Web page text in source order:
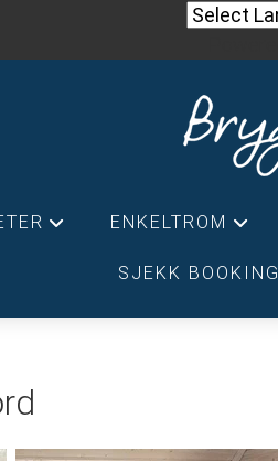
ENKELTROM
SJEKK BOOKING